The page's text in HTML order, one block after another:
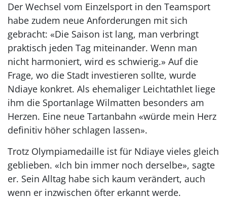
Der Wechsel vom Einzelsport in den Teamsport
habe zudem neue Anforderungen mit sich
gebracht: «Die Saison ist lang, man verbringt
praktisch jeden Tag miteinander. Wenn man
nicht harmoniert, wird es schwierig.» Auf die
Frage, wo die Stadt investieren sollte, wurde
Ndiaye konkret. Als ehemaliger Leichtathlet liege
ihm die Sportanlage Wilmatten besonders am
Herzen. Eine neue Tartanbahn «würde mein Herz
definitiv höher schlagen lassen».
Trotz Olympiamedaille ist für Ndiaye vieles gleich
geblieben. «Ich bin immer noch derselbe», sagte
er. Sein Alltag habe sich kaum verändert, auch
wenn er inzwischen öfter erkannt werde.